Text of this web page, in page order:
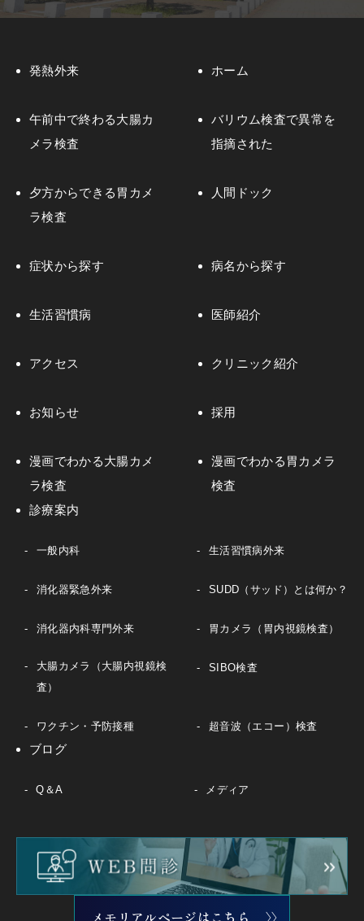
発熱外来 ホーム
午前中で終わる大腸カ
メラ検査
バリウム検査で異常を
指摘された
夕方からできる胃カメ
ラ検査
人間ドック
症状から探す 病名から探す
生活習慣病 医師紹介
アクセス クリニック紹介
お知らせ 採用
漫画でわかる大腸カメ
ラ検査
漫画でわかる胃カメラ
検査
診療案内
一般内科 生活習慣病外来
消化器緊急外来 SUDD（サッド）とは何か？
消化器内科専門外来 胃カメラ（胃内視鏡検査）
大腸カメラ（大腸内視鏡検
査）
SIBO検査
ワクチン・予防接種 超音波（エコー）検査
ブログ
Q＆A メディア